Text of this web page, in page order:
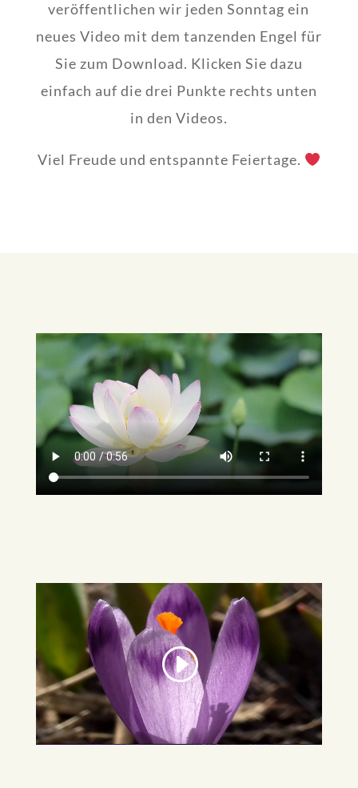
veröffentlichen wir jeden Sonntag ein
neues Video mit dem tanzenden Engel für
Sie zum Download. Klicken Sie dazu
einfach auf die drei Punkte rechts unten
in den Videos.
Viel Freude und entspannte Feiertage.